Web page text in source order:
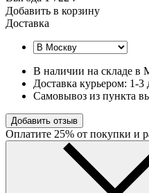
Добавить в корзину
Доставка
В наличии на складе в
Доставка курьером: 1-3
Самовывоз из пункта
Добавить отзыв
Оплатите 25% от покупки и